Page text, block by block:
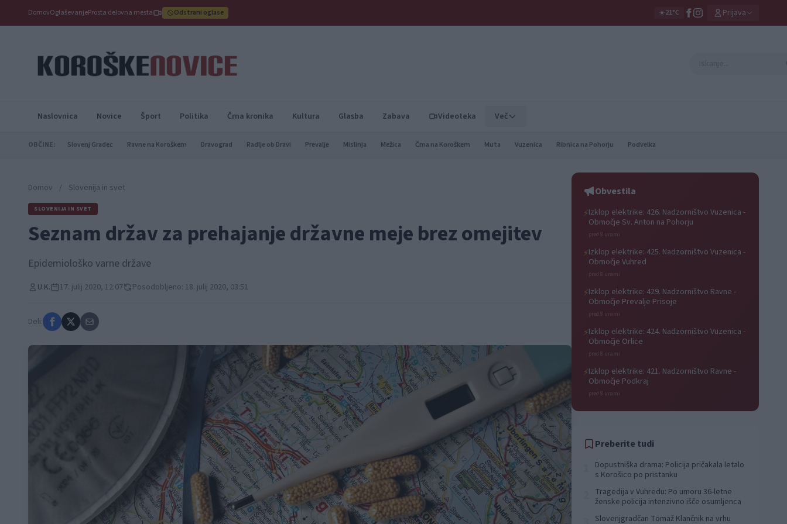
DomovOglaševanjeProsta delovna mesta Odstrani oglase ☀️21°C Prijava
Naslovnica Novice Šport Politika Črna kronika Kultura Glasba Zabava Videoteka Več
OBČINE: Slovenj Gradec Ravne na Koroškem Dravograd Radlje ob Dravi Prevalje Mislinja Mežica Črna na Koroškem Muta Vuzenica Ribnica na Pohorju Podvelka
Domov / Slovenija in svet
SLOVENIJA IN SVET
Seznam držav za prehajanje državne meje brez omejitev
Epidemiološko varne države
U.K. 17. julij 2020, 12:07 Posodobljeno: 18. julij 2020, 03:51
Deli:
Obvestila
⚡Izklop elektrike: 426. Nadzorništvo Vuzenica -
Območje Sv. Anton na Pohorju
pred 8 urami
⚡Izklop elektrike: 425. Nadzorništvo Vuzenica -
Območje Vuhred
pred 8 urami
⚡Izklop elektrike: 429. Nadzorništvo Ravne -
Območje Prevalje Prisoje
pred 8 urami
⚡Izklop elektrike: 424. Nadzorništvo Vuzenica -
Območje Orlice
pred 8 urami
⚡Izklop elektrike: 421. Nadzorništvo Ravne -
Območje Podkraj
pred 8 urami
Preberite tudi
Dopustniška drama: Policija pričakala letalo
s Korošico po pristanku
Tragedija v Vuhredu: Po umoru 36-letne
ženske policija intenzivno išče osumljenca
Slovenjgradčan Tomaž Klančnik na vrhu